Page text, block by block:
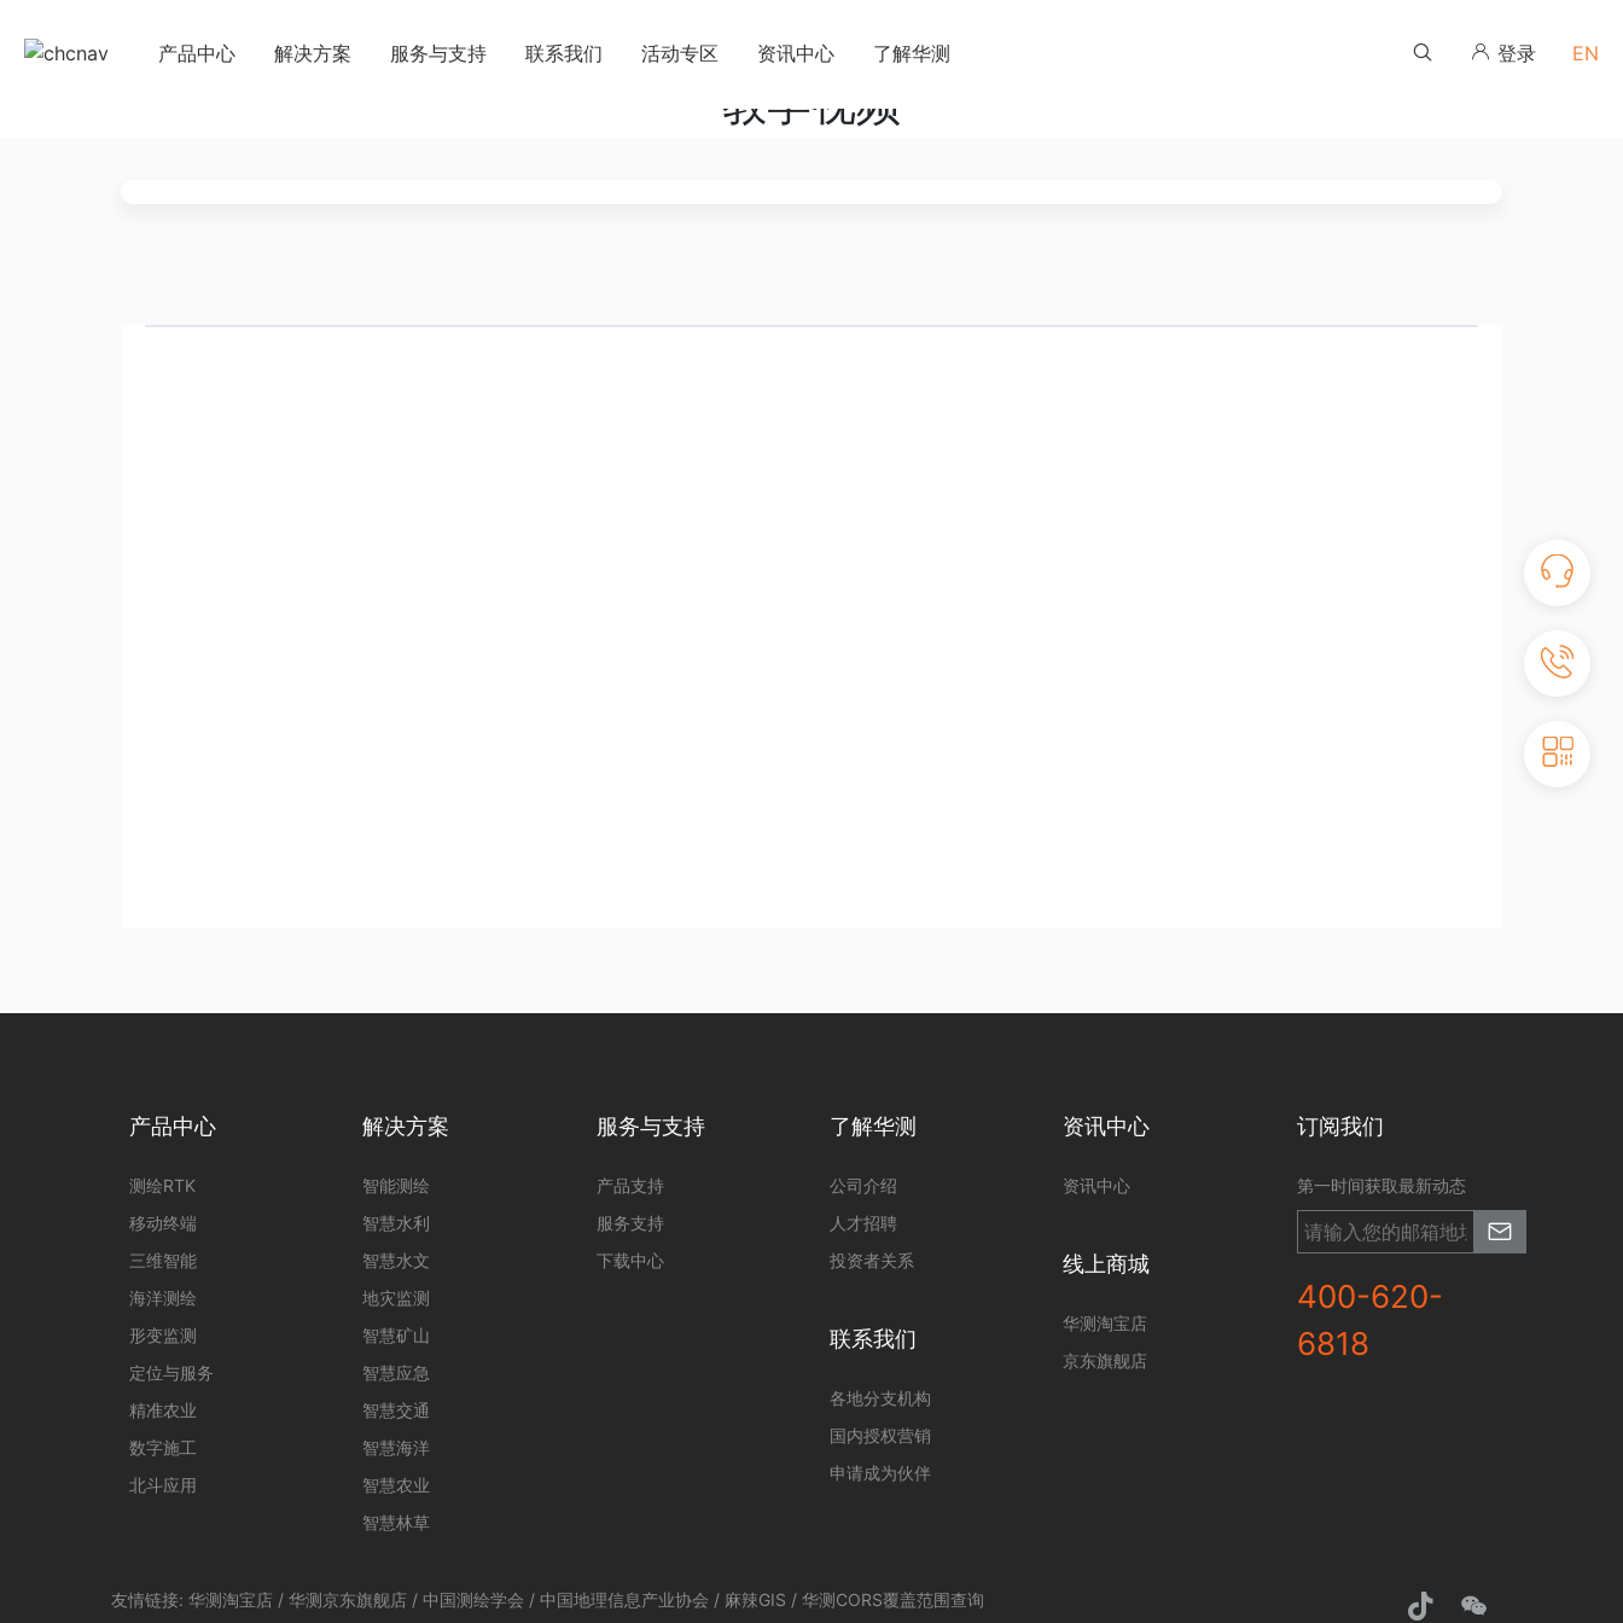
产品中心 解决方案 服务与支持 联系我们 活动专区 资讯中心 了解华测 登录 EN
产品中心
测绘RTK
移动终端
三维智能
海洋测绘
形变监测
定位与服务
精准农业
数字施工
北斗应用
解决方案
智能测绘
智慧水利
智慧水文
地灾监测
智慧矿山
智慧应急
智慧交通
智慧海洋
智慧农业
智慧林草
服务与支持
产品支持
服务支持
下载中心
了解华测
公司介绍
人才招聘
投资者关系
联系我们
各地分支机构
国内授权营销
申请成为伙伴
资讯中心
资讯中心
线上商城
华测淘宝店
京东旗舰店
订阅我们
第一时间获取最新动态
400-620-
6818
友情链接: 华测淘宝店 / 华测京东旗舰店 / 中国测绘学会 / 中国地理信息产业协会 / 麻辣GIS / 华测CORS覆盖范围查询